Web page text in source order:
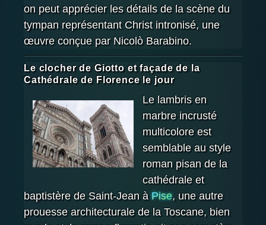
on peut apprécier les détails de la scène du
tympan représentant Christ intronisé, une
œuvre conçue par Nicolò Barabino.
Le clocher de Giotto et façade de la
Cathédrale de Florence le jour
Le lambris en
marbre incrusté
multicolore est
semblable au style
roman pisan de la
cathédrale et
baptistère de Saint-Jean à Pise, une autre
prouesse architecturale de la Toscane, bien